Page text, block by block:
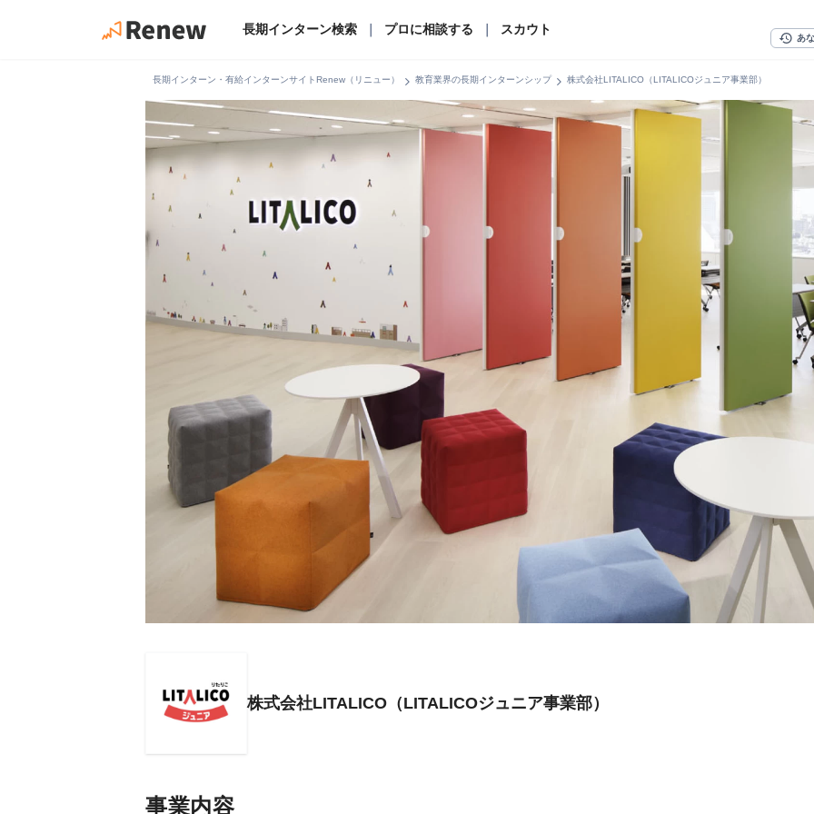
長期インターン検索 プロに相談する スカウト
history あ
長期インターン・有給インターンサイトRenew（リニュー） chevron_right 教育業界の長期インターンシップchevron_right 株式会社LITALICO（LITALICOジュニア事業部）
株式会社LITALICO（LITALICOジュニア事業部）
事業内容